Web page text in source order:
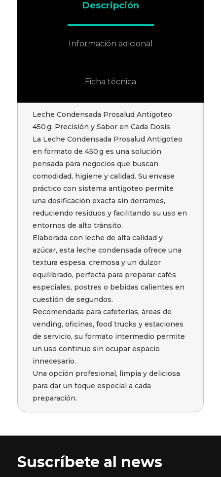
Descripción
Información adicional
Ficha técnica
Leche Condensada Prosalud Antigoteo
450 g: Precisión y Sabor en Cada Dosis
La Leche Condensada Prosalud Antigoteo
en formato de 450 g es una solución
pensada para negocios que buscan
comodidad, higiene y calidad. Su envase
práctico con sistema antigoteo permite
una dosificación exacta sin derrames,
reduciendo residuos y facilitando su uso en
entornos de alto tránsito.
Elaborada con leche de alta calidad y
azúcar, esta leche condensada ofrece una
textura espesa, cremosa y un dulzor
equilibrado, perfecta para preparar cafés
especiales, postres o bebidas calientes en
cuestión de segundos.
Recomendada para cafeterías, áreas de
vending, oficinas, food trucks y estaciones
de servicio, su formato intermedio permite
un uso continuo sin ocupar espacio
innecesario.
Una opción profesional, limpia y deliciosa
para dar un toque especial a cada
preparación.
Suscríbete al news